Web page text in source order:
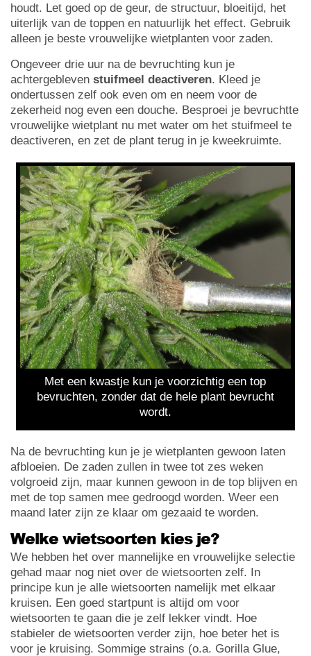
houdt. Let goed op de geur, de structuur, bloeitijd, het
uiterlijk van de toppen en natuurlijk het effect. Gebruik
alleen je beste vrouwelijke wietplanten voor zaden.
Ongeveer drie uur na de bevruchting kun je
achtergebleven stuifmeel deactiveren. Kleed je
ondertussen zelf ook even om en neem voor de
zekerheid nog even een douche. Besproei je bevruchtte
vrouwelijke wietplant nu met water om het stuifmeel te
deactiveren, en zet de plant terug in je kweekruimte.
Met een kwastje kun je voorzichtig een top
bevruchten, zonder dat de hele plant bevrucht
wordt.
Na de bevruchting kun je je wietplanten gewoon laten
afbloeien. De zaden zullen in twee tot zes weken
volgroeid zijn, maar kunnen gewoon in de top blijven en
met de top samen mee gedroogd worden. Weer een
maand later zijn ze klaar om gezaaid te worden.
Welke wietsoorten kies je?
We hebben het over mannelijke en vrouwelijke selectie
gehad maar nog niet over de wietsoorten zelf. In
principe kun je alle wietsoorten namelijk met elkaar
kruisen. Een goed startpunt is altijd om voor
wietsoorten te gaan die je zelf lekker vindt. Hoe
stabieler de wietsoorten verder zijn, hoe beter het is
voor je kruising. Sommige strains (o.a. Gorilla Glue,